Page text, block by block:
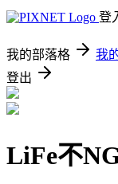
登
我的部落格 我
登出
LiFe不